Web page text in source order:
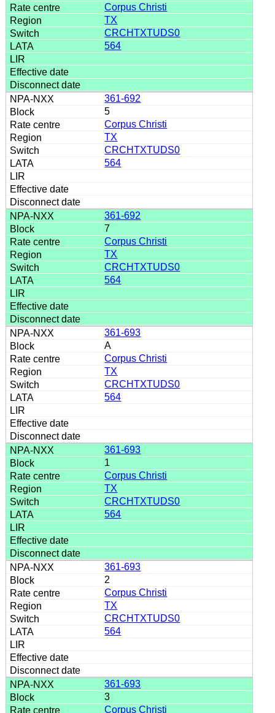
Corpus Christi
TX
CRCHTXTUDS0
564
361-692
5
Corpus Christi
TX
CRCHTXTUDS0
564
361-692
7
Corpus Christi
TX
CRCHTXTUDS0
564
361-693
A
Corpus Christi
TX
CRCHTXTUDS0
564
361-693
1
Corpus Christi
TX
CRCHTXTUDS0
564
361-693
2
Corpus Christi
TX
CRCHTXTUDS0
564
361-693
3
Corpus Christi